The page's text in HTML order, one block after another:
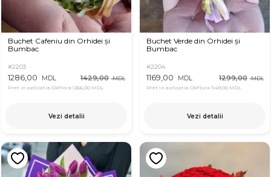
Buchet Cafeniu din Orhidei și
Bumbac
#2203
1286,00 MDL 1429,00 MDL
Pret in aplicatia OkFlora 1266,00 MDL
Vezi detalii
Buchet Verde din Orhidei și
Bumbac
#2204
1169,00 MDL 1299,00 MDL
Pret in aplicatia OkFlora 1149,00 MDL
Vezi detalii